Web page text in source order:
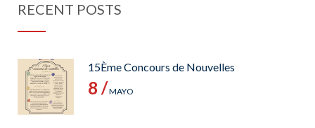
RECENT POSTS
15Ème Concours de Nouvelles
8 /MAYO